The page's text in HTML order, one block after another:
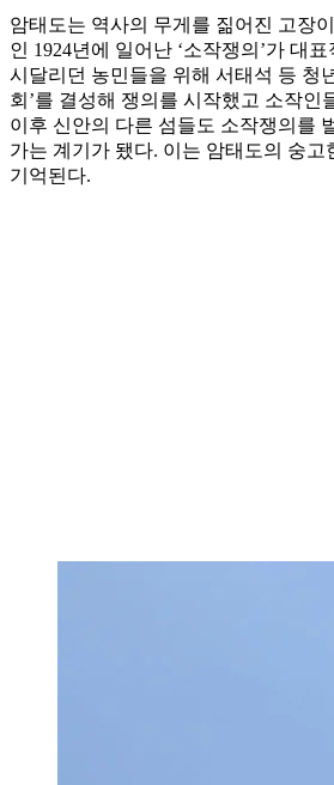
암태도는 역사의 무게를 짊어진 고장
인 1924년에 일어난 ‘소작쟁의’가 대
시달리던 농민들을 위해 서태석 등 청
회’를 결성해 쟁의를 시작했고 소작인
이후 신안의 다른 섬들도 소작쟁의를
가는 계기가 됐다. 이는 암태도의 숭고
기억된다.